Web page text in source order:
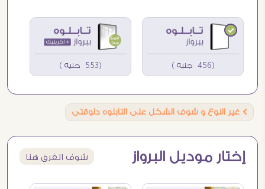
(456 جنيه ) (553 جنيه )
Ö غير النوع و شوف الشكل على التابلوه دلوقتى
إختار موديل البرواز شوف الفرق هنا